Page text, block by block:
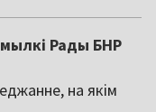
Рады БНР
на якім